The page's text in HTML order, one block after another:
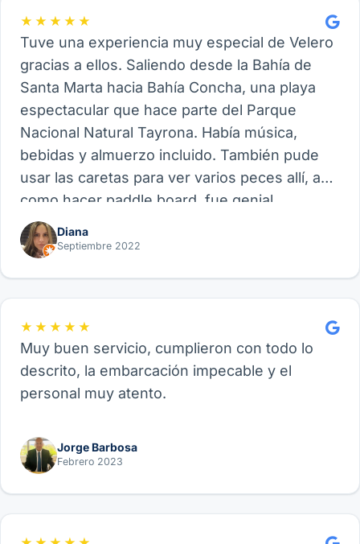
★★★★★
Tuve una experiencia muy especial de Velero
gracias a ellos. Saliendo desde la Bahía de
Santa Marta hacia Bahía Concha, una playa
espectacular que hace parte del Parque
Nacional Natural Tayrona. Había música,
bebidas y almuerzo incluido. También pude
usar las caretas para ver varios peces allí, así
como hacer paddle board, fue genial.
Recomiendo este proveedor y su experiencia
de Velero, funcional para amigos, parejas o
Diana
Septiembre 2022
★★★★★
Muy buen servicio, cumplieron con todo lo
descrito, la embarcación impecable y el
personal muy atento.
Jorge Barbosa
Febrero 2023